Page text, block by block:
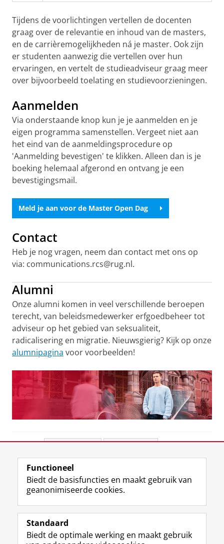
Tijdens de voorlichtingen vertellen de docenten
graag over de relevantie en inhoud van de masters,
en de carrièremogelijkheden ná je master. Ook zijn
er studenten aanwezig die vertellen over hun
ervaringen, en vertelt de studieadviseur graag meer
over bijvoorbeeld toelating en studievoorzieningen.
Aanmelden
Via onderstaande knop kun je je aanmelden en je
eigen programma samenstellen. Vergeet niet aan
het eind van de aanmeldingsprocedure op
'Aanmelding bevestigen' te klikken. Alleen dan is je
boeking helemaal afgerond en ontvang je een
bevestigingsmail.
Meld je aan voor de Master Open Dag
Contact
Heb je nog vragen, neem dan contact met ons op
via: communications.rcs@rug.nl.
Alumni
Onze alumni komen in veel verschillende beroepen
terecht, van beleidsmedewerker erfgoedbeheer tot
adviseur op het gebied van seksualiteit,
radicalisering en migratie. Nieuwsgierig? Kijk op onze
alumnipagina voor voorbeelden!
View this page in:English
Volg de RUG
F
a
e
L
i
k
R
S
-
I
n
t
Y
o
T
Studiekiezers
Functioneel
Biedt de basisfuncties en maakt gebruik van
geanonimiseerde cookies.
Standaard
Biedt de optimale werking en maakt gebruik